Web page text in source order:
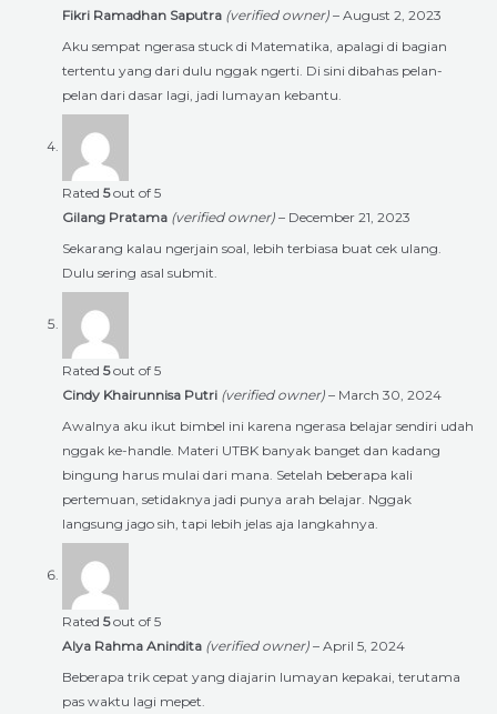
Fikri Ramadhan Saputra (verified owner) – August 2, 2023
Aku sempat ngerasa stuck di Matematika, apalagi di bagian
tertentu yang dari dulu nggak ngerti. Di sini dibahas pelan-
pelan dari dasar lagi, jadi lumayan kebantu.
Rated 5out of 5
Gilang Pratama (verified owner) – December 21, 2023
Sekarang kalau ngerjain soal, lebih terbiasa buat cek ulang.
Dulu sering asal submit.
Rated 5out of 5
Cindy Khairunnisa Putri (verified owner) – March 30, 2024
Awalnya aku ikut bimbel ini karena ngerasa belajar sendiri udah
nggak ke-handle. Materi UTBK banyak banget dan kadang
bingung harus mulai dari mana. Setelah beberapa kali
pertemuan, setidaknya jadi punya arah belajar. Nggak
langsung jago sih, tapi lebih jelas aja langkahnya.
Rated 5out of 5
Alya Rahma Anindita (verified owner) – April 5, 2024
Beberapa trik cepat yang diajarin lumayan kepakai, terutama
pas waktu lagi mepet.